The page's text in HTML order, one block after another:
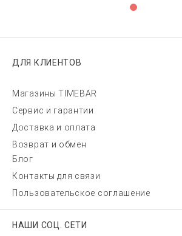
ДЛЯ КЛИЕНТОВ
Магазины TIMEBAR
Сервис и гарантии
Доставка и оплата
Возврат и обмен
Блог
Контакты для связи
Пользовательское соглашение
НАШИ СОЦ. СЕТИ